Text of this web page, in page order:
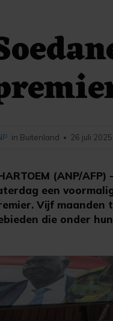
(ANP/
een
Vijf maanden
die onder
in Buitenland • 26 juli